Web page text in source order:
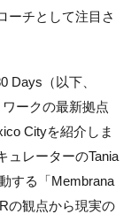
ーチとして注目さ
Days（以下、
ークの最新拠点
Cityを紹介しま
ュレーターのTania
する「Membrana
の観点から現実の